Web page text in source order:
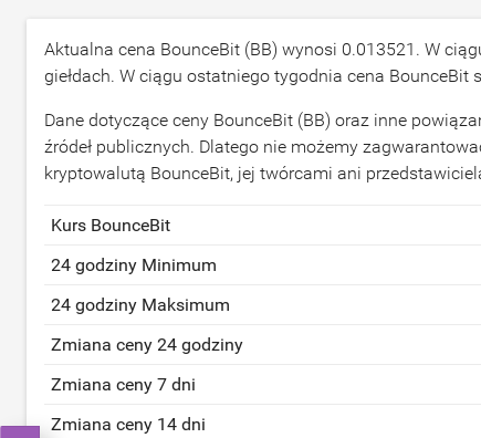
Aktualna cena BounceBit (BB) wynosi 0.013521 . W
giełdach. W ciągu ostatniego tygodnia cena BounceBit
Dane dotyczące ceny BounceBit (BB) oraz inne
źródeł publicznych. Dlatego nie możemy
kryptowalutą BounceBit, jej twórcami ani
Kurs BounceBit
24 godziny Minimum
24 godziny Maksimum
Zmiana ceny 24 godziny
Zmiana ceny 7 dni
Zmiana ceny 14 dni